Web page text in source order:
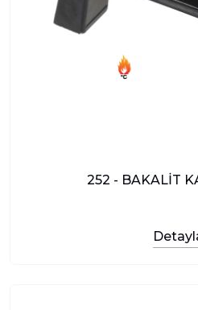
252 - BAKALİT